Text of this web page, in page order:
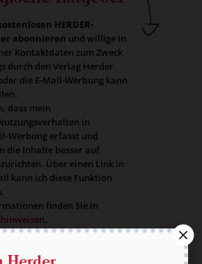
HERDER-
abonnieren und willige in
Kontaktdaten zum Zweck
durch den Verlag Herder
die E-Mail-Werbung kann
dass mein
in
Werbung erfasst und
die Inhalte besser auf
Über einen Link in
kann ich diese Funktion
finden Sie in
.